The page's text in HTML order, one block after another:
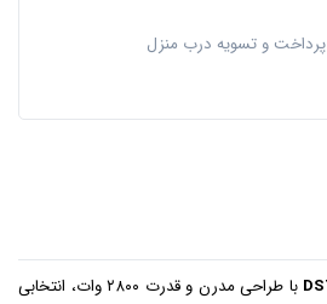
پرداخت و تسویه درب منزل
با طراحی مدرن و قدرت ۲۸۰۰ وات، انتخابی